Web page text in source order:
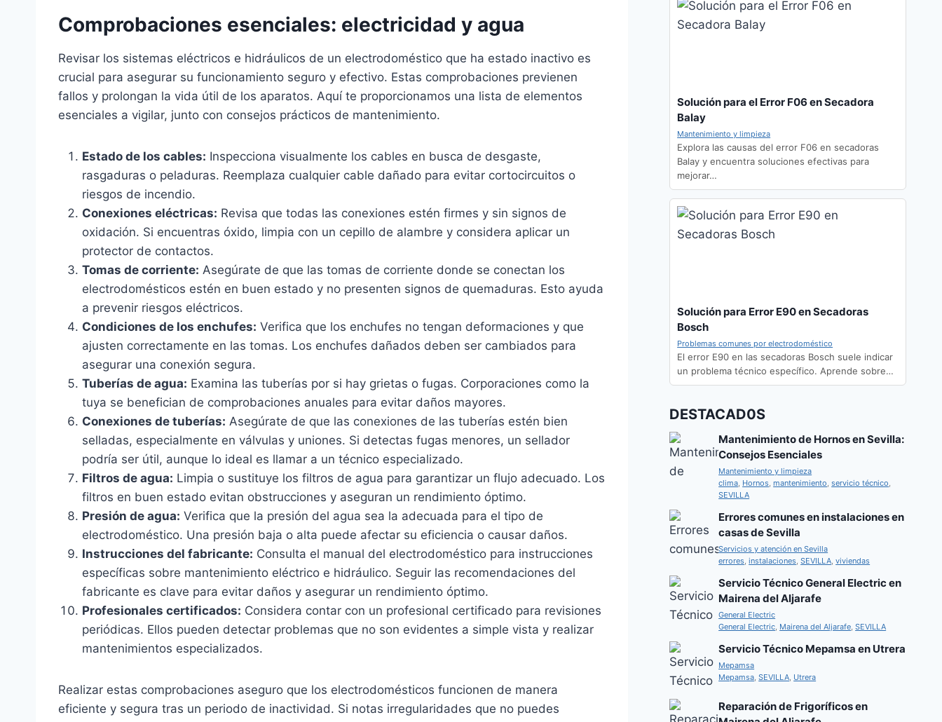
Comprobaciones esenciales: electricidad y agua
Revisar los sistemas eléctricos e hidráulicos de un electrodoméstico que ha estado inactivo es
crucial para asegurar su funcionamiento seguro y efectivo. Estas comprobaciones previenen
fallos y prolongan la vida útil de los aparatos. Aquí te proporcionamos una lista de elementos
esenciales a vigilar, junto con consejos prácticos de mantenimiento.
Estado de los cables: Inspecciona visualmente los cables en busca de desgaste,
rasgaduras o peladuras. Reemplaza cualquier cable dañado para evitar cortocircuitos o
riesgos de incendio.
Conexiones eléctricas: Revisa que todas las conexiones estén firmes y sin signos de
oxidación. Si encuentras óxido, limpia con un cepillo de alambre y considera aplicar un
protector de contactos.
Tomas de corriente: Asegúrate de que las tomas de corriente donde se conectan los
electrodomésticos estén en buen estado y no presenten signos de quemaduras. Esto ayuda
a prevenir riesgos eléctricos.
Condiciones de los enchufes: Verifica que los enchufes no tengan deformaciones y que
ajusten correctamente en las tomas. Los enchufes dañados deben ser cambiados para
asegurar una conexión segura.
Tuberías de agua: Examina las tuberías por si hay grietas o fugas. Corporaciones como la
tuya se benefician de comprobaciones anuales para evitar daños mayores.
Conexiones de tuberías: Asegúrate de que las conexiones de las tuberías estén bien
selladas, especialmente en válvulas y uniones. Si detectas fugas menores, un sellador
podría ser útil, aunque lo ideal es llamar a un técnico especializado.
Filtros de agua: Limpia o sustituye los filtros de agua para garantizar un flujo adecuado. Los
filtros en buen estado evitan obstrucciones y aseguran un rendimiento óptimo.
Presión de agua: Verifica que la presión del agua sea la adecuada para el tipo de
electrodoméstico. Una presión baja o alta puede afectar su eficiencia o causar daños.
Instrucciones del fabricante: Consulta el manual del electrodoméstico para instrucciones
específicas sobre mantenimiento eléctrico e hidráulico. Seguir las recomendaciones del
fabricante es clave para evitar daños y asegurar un rendimiento óptimo.
Profesionales certificados: Considera contar con un profesional certificado para revisiones
periódicas. Ellos pueden detectar problemas que no son evidentes a simple vista y realizar
mantenimientos especializados.
Realizar estas comprobaciones aseguro que los electrodomésticos funcionen de manera
eficiente y segura tras un periodo de inactividad. Si notas irregularidades que no puedes
Solución para el Error F06 en Secadora
Balay
Mantenimiento y limpieza
Explora las causas del error F06 en secadoras
Balay y encuentra soluciones efectivas para
mejorar…
Solución para Error E90 en Secadoras
Bosch
Problemas comunes por electrodoméstico
El error E90 en las secadoras Bosch suele indicar
un problema técnico específico. Aprende sobre…
DESTACAD0S
Mantenimiento de Hornos en Sevilla:
Consejos Esenciales
Mantenimiento y limpieza
clima Hornos ,mantenimiento ,servicio técnico
SEVILLA
Errores comunes en instalaciones en
casas de Sevilla
Servicios y atención en Sevilla
errores ,instalaciones ,SEVILLA ,viviendas
Servicio Técnico General Electric en
Mairena del Aljarafe
General Electric
General Electric Mairena del Aljarafe ,SEVILLA
Servicio Técnico Mepamsa en Utrera
Mepamsa
Mepamsa ,SEVILLA Utrera
Reparación de Frigoríficos en